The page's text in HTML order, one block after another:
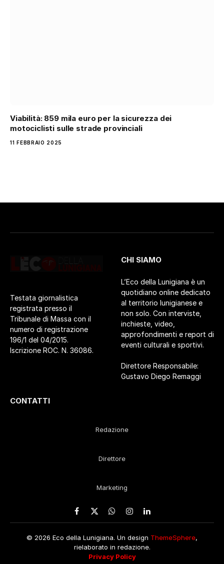
Viabilità: 859 mila euro per la sicurezza dei
motociclisti sulle strade provinciali
11 FEBBRAIO 2025
Testata giornalistica
registrata presso il
Tribunale di Massa con il
numero di registrazione
196/1 del 04/2015.
Iscrizione ROC. N. 36086.
CHI SIAMO
L’Eco della Lunigiana è un
quotidiano online dedicato
al territorio lunigianese e
non solo. Con interviste,
inchieste, video,
approfondimenti e report di
eventi culturali e sportivi.
Direttore Responsabile:
Gustavo Diego Remaggi
CONTATTI
Redazione
Direttore
Marketing
Facebook
X
WhatsApp
Instagram
LinkedIn
© 2026 Eco della Lunigiana. Un design ThemeSphere,
rielaborato in redazione.
Privacy Policy